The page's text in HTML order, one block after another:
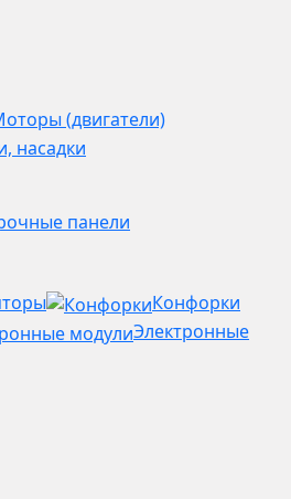
(двигатели)
насадки
Конфорки
Электронные